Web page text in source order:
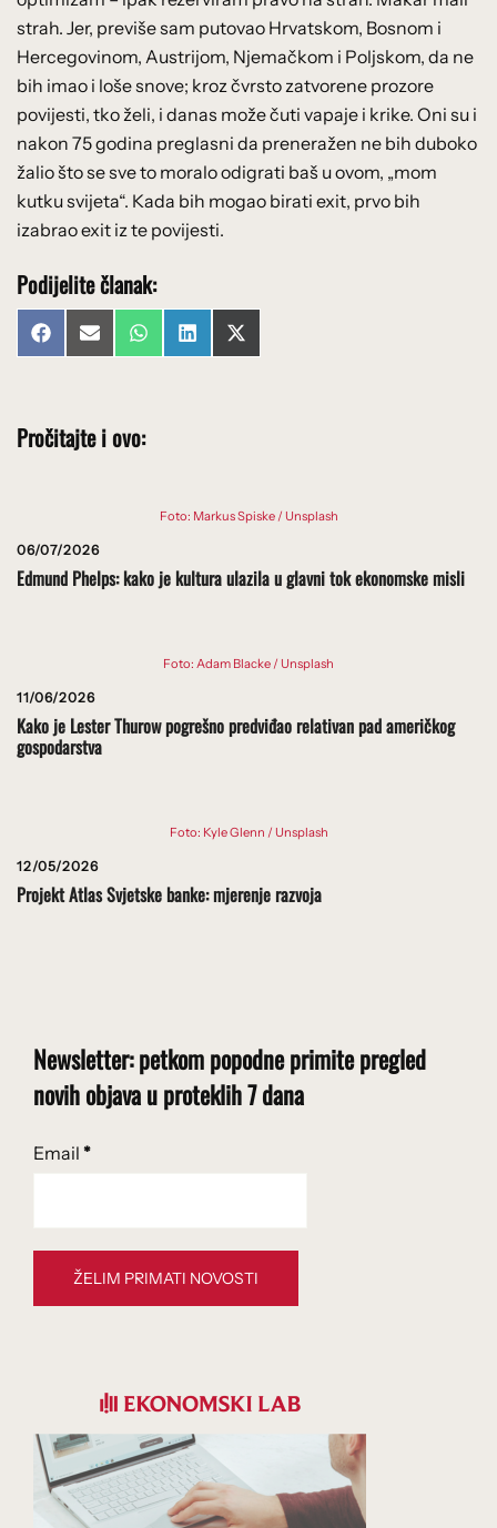
strah. Jer, previše sam putovao Hrvatskom, Bosnom i
Hercegovinom, Austrijom, Njemačkom i Poljskom, da ne
bih imao i loše snove; kroz čvrsto zatvorene prozore
povijesti, tko želi, i danas može čuti vapaje i krike. Oni su i
nakon 75 godina preglasni da preneražen ne bih duboko
žalio što se sve to moralo odigrati baš u ovom, „mom
kutku svijeta“. Kada bih mogao birati exit, prvo bih
izabrao exit iz te povijesti.
Podijelite članak:
Share
on
FacebookShare
on
Email Share
on
WhatsAppShare
on
LinkedInShare
on
X
(Twitter)
Pročitajte i ovo:
Foto: Markus Spiske / Unsplash
06/07/2026
Edmund Phelps: kako je kultura ulazila u glavni tok ekonomske misli
Foto: Adam Blacke / Unsplash
11/06/2026
Kako je Lester Thurow pogrešno predviđao relativan pad američkog
gospodarstva
Foto: Kyle Glenn / Unsplash
12/05/2026
Projekt Atlas Svjetske banke: mjerenje razvoja
Newsletter: petkom popodne primite pregled
novih objava u proteklih 7 dana
Email *